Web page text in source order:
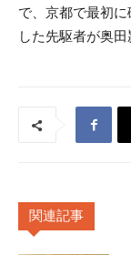
で、京都で最初
した先駆者が奥
関連記事